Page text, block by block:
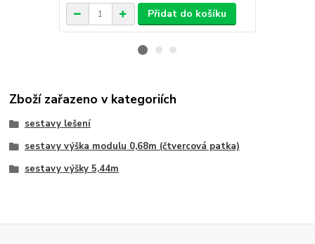
Přidat do košíku
Zboží zařazeno v kategoriích
sestavy lešení
sestavy výška modulu 0,68m (čtvercová patka)
sestavy výšky 5,44m